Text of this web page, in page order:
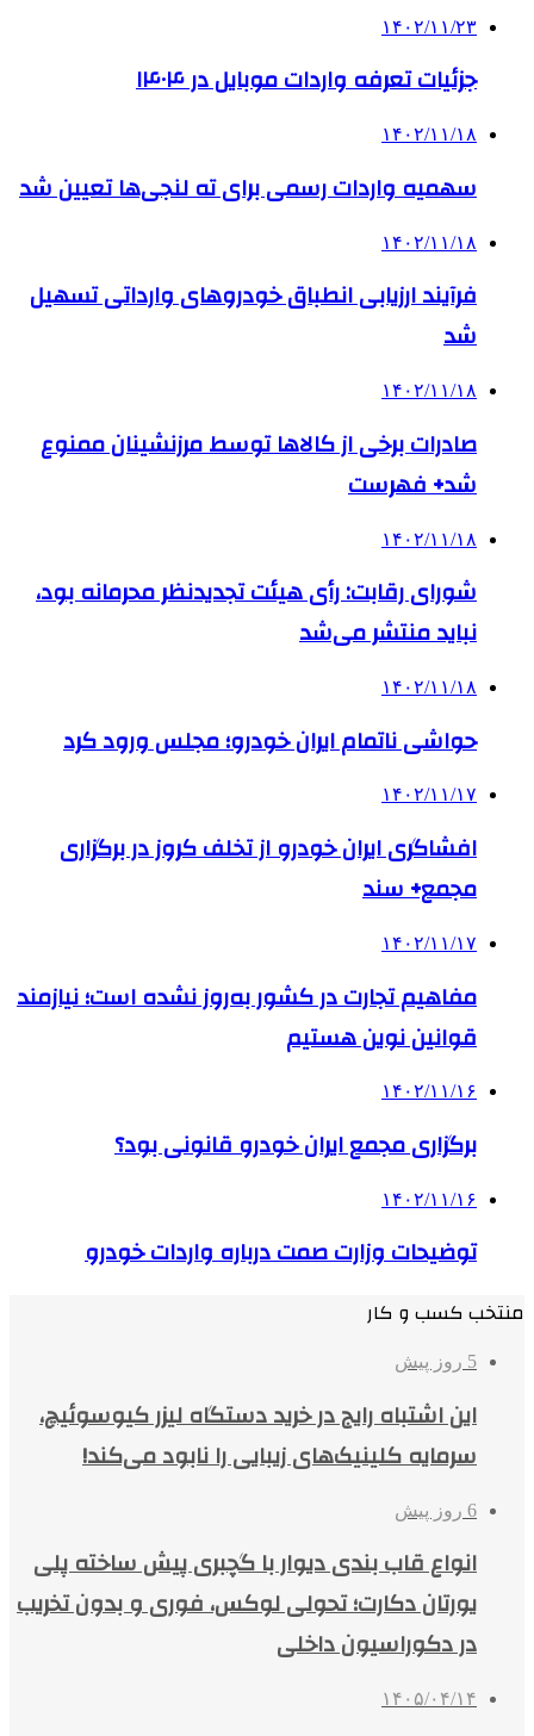
۱۴۰۲/۱۱/۲۳
جزئیات تعرفه واردات موبایل در ۱۴۰۴
۱۴۰۲/۱۱/۱۸
سهمیه واردات رسمی برای ته لنجی‌ها تعیین شد
۱۴۰۲/۱۱/۱۸
فرآیند ارزیابی انطباق خودروهای وارداتی تسهیل
شد
۱۴۰۲/۱۱/۱۸
صادرات برخی از کالاها توسط مرزنشینان ممنوع
شد+ فهرست
۱۴۰۲/۱۱/۱۸
شورای رقابت: رأی هیئت تجدیدنظر محرمانه بود،
نباید منتشر می‌شد
۱۴۰۲/۱۱/۱۸
حواشی ناتمام ایران خودرو؛ مجلس ورود کرد
۱۴۰۲/۱۱/۱۷
افشاگری ایران خودرو از تخلف کروز در برگزاری
مجمع+ سند
۱۴۰۲/۱۱/۱۷
مفاهیم تجارت در کشور به‌روز نشده است؛ نیازمند
قوانین نوین هستیم
۱۴۰۲/۱۱/۱۶
برگزاری مجمع ایران خودرو قانونی بود؟
۱۴۰۲/۱۱/۱۶
توضیحات وزارت صمت درباره واردات خودرو
منتخب کسب و کار
5 روز پیش
این اشتباه رایج در خرید دستگاه لیزر کیوسوئیچ،
سرمایه کلینیک‌های زیبایی را نابود می‌کند!
6 روز پیش
انواع قاب بندی دیوار با گچبری پیش ساخته پلی
یورتان دکارت؛ تحولی لوکس، فوری و بدون تخریب
در دکوراسیون داخلی
۱۴۰۵/۰۴/۱۴